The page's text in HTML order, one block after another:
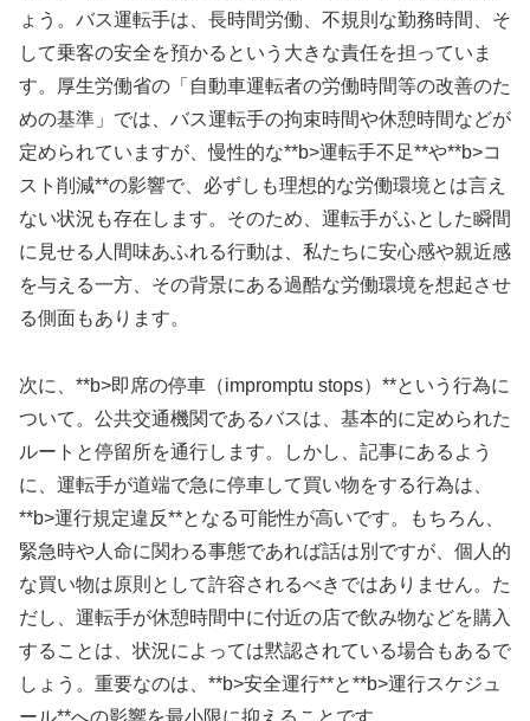
ょう。バス運転手は、長時間労働、不規則な勤務時間、そ
して乗客の安全を預かるという大きな責任を担っていま
す。厚生労働省の「自動車運転者の労働時間等の改善のた
めの基準」では、バス運転手の拘束時間や休憩時間などが
定められていますが、慢性的な**b>運転手不足**や**b>コ
スト削減**の影響で、必ずしも理想的な労働環境とは言え
ない状況も存在します。そのため、運転手がふとした瞬間
に見せる人間味あふれる行動は、私たちに安心感や親近感
を与える一方、その背景にある過酷な労働環境を想起させ
る側面もあります。
次に、**b>即席の停車（impromptu stops）**という行為に
ついて。公共交通機関であるバスは、基本的に定められた
ルートと停留所を通行します。しかし、記事にあるよう
に、運転手が道端で急に停車して買い物をする行為は、
**b>運行規定違反**となる可能性が高いです。もちろん、
緊急時や人命に関わる事態であれば話は別ですが、個人的
な買い物は原則として許容されるべきではありません。た
だし、運転手が休憩時間中に付近の店で飲み物などを購入
することは、状況によっては黙認されている場合もあるで
しょう。重要なのは、**b>安全運行**と**b>運行スケジュ
ール**への影響を最小限に抑えることです。